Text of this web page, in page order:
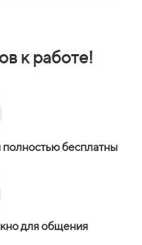
к работе!
бесплатны
для общения